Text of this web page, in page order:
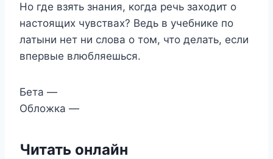
Но где взять знания, когда речь заходит о
настоящих чувствах? Ведь в учебнике по
латыни нет ни слова о том, что делать, если
впервые влюбляешься.
Бета —
Обложка —
Читать онлайн